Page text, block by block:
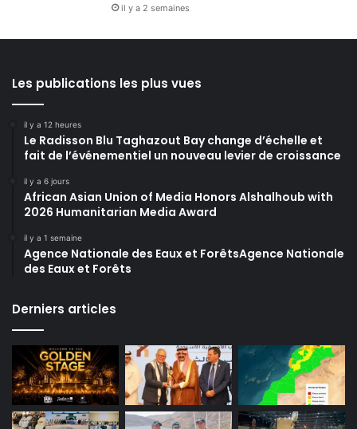
il y a 2 semaines
Les publications les plus vues
il y a 12 heures
Le Radisson Blu Taghazout Bay change d’échelle et
fait de l’événementiel un nouveau levier de croissance
il y a 6 jours
African Asian Union of Media Honors Alshalhoub with
2026 Humanitarian Media Award
il y a 1 semaine
Agence Nationale des Eaux et ForêtsAgence Nationale
des Eaux et Forêts
Derniers articles